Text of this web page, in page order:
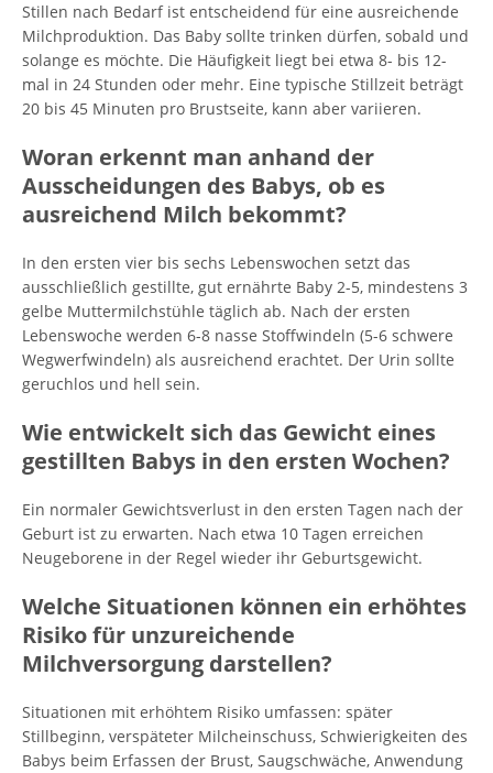
Stillen nach Bedarf ist entscheidend für eine ausreichende
Milchproduktion. Das Baby sollte trinken dürfen, sobald und
solange es möchte. Die Häufigkeit liegt bei etwa 8- bis 12-
mal in 24 Stunden oder mehr. Eine typische Stillzeit beträgt
20 bis 45 Minuten pro Brustseite, kann aber variieren.
Woran erkennt man anhand der
Ausscheidungen des Babys, ob es
ausreichend Milch bekommt?
In den ersten vier bis sechs Lebenswochen setzt das
ausschließlich gestillte, gut ernährte Baby 2-5, mindestens 3
gelbe Muttermilchstühle täglich ab. Nach der ersten
Lebenswoche werden 6-8 nasse Stoffwindeln (5-6 schwere
Wegwerfwindeln) als ausreichend erachtet. Der Urin sollte
geruchlos und hell sein.
Wie entwickelt sich das Gewicht eines
gestillten Babys in den ersten Wochen?
Ein normaler Gewichtsverlust in den ersten Tagen nach der
Geburt ist zu erwarten. Nach etwa 10 Tagen erreichen
Neugeborene in der Regel wieder ihr Geburtsgewicht.
Welche Situationen können ein erhöhtes
Risiko für unzureichende
Milchversorgung darstellen?
Situationen mit erhöhtem Risiko umfassen: später
Stillbeginn, verspäteter Milcheinschuss, Schwierigkeiten des
Babys beim Erfassen der Brust, Saugschwäche, Anwendung